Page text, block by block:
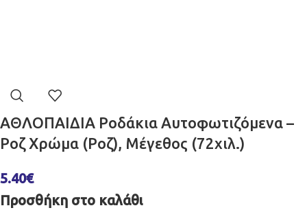
ΑΘΛΟΠΑΙΔΙΑ Ροδάκια Αυτοφωτιζόμενα –
Ροζ Χρώμα (Ροζ), Μέγεθος (72χιλ.)
5.40€
Προσθήκη στο καλάθι